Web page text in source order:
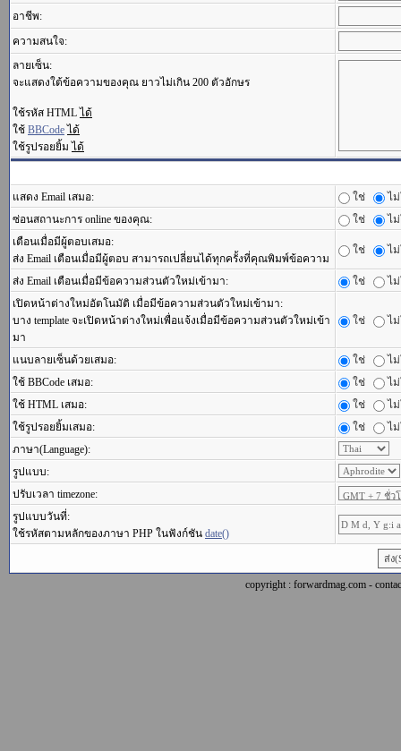
อาชีพ:
ความสนใจ:
ลายเซ็น:
จะแสดงใต้ข้อความของคุณ ยาวไม่เกิน 200 ตัวอักษร
ใช้รหัส HTML ได้
ใช้ BBCode ได้
ใช้รูปรอยยิ้ม ได้
แสดง Email เสมอ: ใช่
ไ
ซ่อนสถานะการ online ของคุณ:
ใช่
ไ
เตือนเมื่อมีผู้ตอบเสมอ:
ส่ง Email เตือนเมื่อมีผู้ตอบ สามารถเปลี่ยนได้ทุกครั้งที่คุณพิมพ์ข้อความ
ใช่ ไ
ส่ง Email เตือนเมื่อมีข้อความส่วนตัวใหม่เข้ามา: ใช่
ไ
เปิดหน้าต่างใหม่อัตโนมัติ เมื่อมีข้อความส่วนตัวใหม่เข้ามา:
บาง template จะเปิดหน้าต่างใหม่เพื่อแจ้งเมื่อมีข้อความส่วนตัวใหม่เข้า
มา
ใช่ ไ
แนบลายเซ็นด้วยเสมอ: ใช่
ไ
ใช้ BBCode เสมอ:
ใช่
ไ
ใช้ HTML เสมอ:
ใช่
ไ
ใช้รูปรอยยิ้มเสมอ:
ใช่
ไ
ภาษา(Language):
รูปแบบ:
ปรับเวลา timezone:
รูปแบบวันที่:
ใช้รหัสตามหลักของภาษา PHP ในฟังก์ชัน date()
copyright : forwardmag.com -